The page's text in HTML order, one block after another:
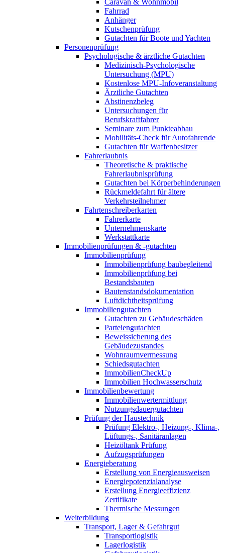
Fahrrad
Anhänger
Kutschenprüfung
Gutachten für Boote und Yachten
Personenprüfung
Psychologische & ärztliche Gutachten
Medizinisch-Psychologische
Untersuchung (MPU)
Kostenlose MPU-Infoveranstaltung
Ärztliche Gutachten
Abstinenzbeleg
Untersuchungen für
Berufskraftfahrer
Seminare zum Punkteabbau
Mobilitäts-Check für Autofahrende
Gutachten für Waffenbesitzer
Fahrerlaubnis
Theoretische & praktische
Fahrerlaubnisprüfung
Gutachten bei Körperbehinderungen
Rückmeldefahrt für ältere
Verkehrsteilnehmer
Fahrtenschreiberkarten
Fahrerkarte
Unternehmenskarte
Werkstattkarte
Immobilienprüfungen & -gutachten
Immobilienprüfung
Immobilienprüfung baubegleitend
Immobilienprüfung bei
Bestandsbauten
Bautenstandsdokumentation
Luftdichtheitsprüfung
Immobiliengutachten
Gutachten zu Gebäudeschäden
Parteiengutachten
Beweissicherung des
Gebäudezustandes
Wohnraumvermessung
Schiedsgutachten
ImmobilienCheckUp
Immobilien Hochwasserschutz
Immobilienbewertung
Immobilienwertermittlung
Nutzungsdauergutachten
Prüfung der Haustechnik
Prüfung Elektro-, Heizung-, Klima-,
Lüftungs-, Sanitäranlagen
Heizöltank Prüfung
Aufzugsprüfungen
Energieberatung
Erstellung von Energieausweisen
Energiepotenzialanalyse
Erstellung Energieeffizienz
Zertifikate
Thermische Messungen
Weiterbildung
Transport, Lager & Gefahrgut
Transportlogistik
Lagerlogistik